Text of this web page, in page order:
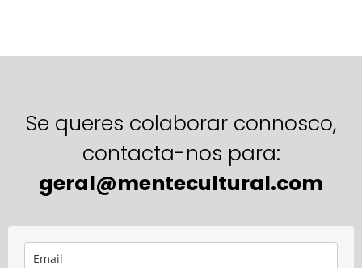
Se queres colaborar connosco,
contacta-nos para:
geral@mentecultural.com